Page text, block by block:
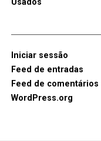
Usados
Iniciar sessão
Feed de entradas
Feed de comentários
WordPress.org